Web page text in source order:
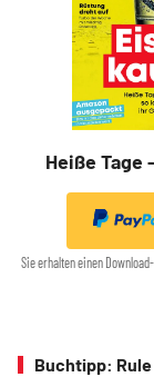
Heiße Tage
Sie erhalten einen
Buchtipp: